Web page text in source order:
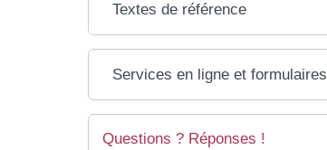
Textes de référence
Services en ligne et formulaires
Questions ? Réponses !